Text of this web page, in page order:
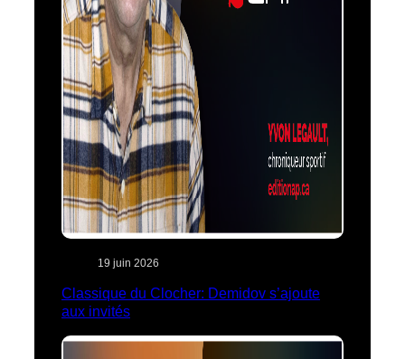
19 juin 2026
Classique du Clocher: Demidov s’ajoute
aux invités